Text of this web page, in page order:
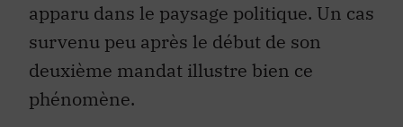
apparu dans le paysage politique. Un cas
survenu peu après le début de son
deuxième mandat illustre bien ce
phénomène.